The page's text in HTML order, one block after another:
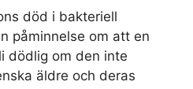
död i bakteriell
påminnelse om att en
dödlig om den inte
äldre och deras